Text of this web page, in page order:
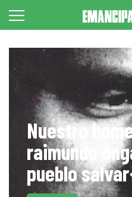
Nuestro
raimundo
pueblo